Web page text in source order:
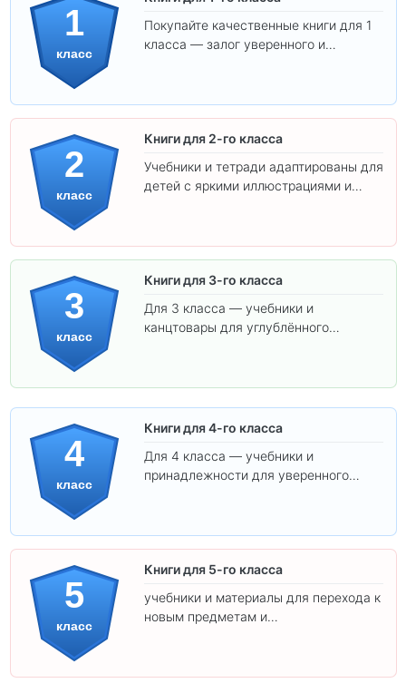
1
класс
Покупайте качественные книги для 1
класса — залог уверенного и
2
класс
Книги для 2-го класса
Учебники и тетради адаптированы для
детей с яркими иллюстрациями и
3
класс
Книги для 3-го класса
Для 3 класса — учебники и
канцтовары для углублённого
4
класс
Книги для 4-го класса
Для 4 класса — учебники и
принадлежности для уверенного
5
класс
Книги для 5-го класса
учебники и материалы для перехода к
новым предметам и